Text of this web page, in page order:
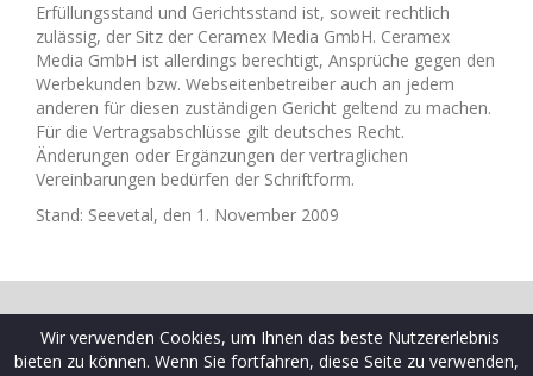
Erfüllungsstand und Gerichtsstand ist, soweit rechtlich
zulässig, der Sitz der Ceramex Media GmbH. Ceramex
Media GmbH ist allerdings berechtigt, Ansprüche gegen den
Werbekunden bzw. Webseitenbetreiber auch an jedem
anderen für diesen zuständigen Gericht geltend zu machen.
Für die Vertragsabschlüsse gilt deutsches Recht.
Änderungen oder Ergänzungen der vertraglichen
Vereinbarungen bedürfen der Schriftform.
Stand: Seevetal, den 1. November 2009
© 2009-2026 Schaltplatz ist eine Marke der Ceramex Media
GmbH
Wir verwenden Cookies, um Ihnen das beste Nutzererlebnis
bieten zu können. Wenn Sie fortfahren, diese Seite zu verwenden,